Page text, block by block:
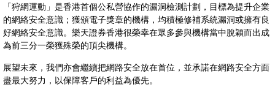
「狩網運動」是香港首個公私營協作的漏洞檢測計劃，目標為提升企業
的網絡安全意識；獲頒電子獎章的機構，均積極修補系統漏洞或擁有良
好網絡安全意識。樂天證券香港很榮幸在眾多參與機構當中脫穎而出成
為前三分一榮獲殊榮的頂尖機構。
展望未來，我們亦會繼續把網路安全放在首位，並承諾在網路安全方面
盡最大努力，以保障客戶的利益為優先。